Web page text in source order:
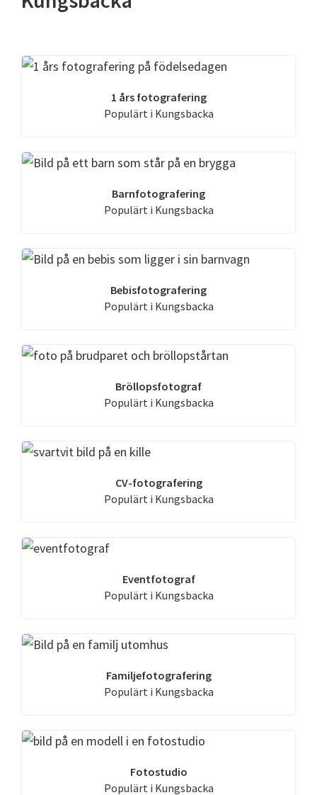
1 års fotografering
Populärt i Kungsbacka
Barnfotografering
Populärt i Kungsbacka
Bebisfotografering
Populärt i Kungsbacka
Bröllopsfotograf
Populärt i Kungsbacka
CV-fotografering
Populärt i Kungsbacka
Eventfotograf
Populärt i Kungsbacka
Familjefotografering
Populärt i Kungsbacka
Fotostudio
Populärt i Kungsbacka